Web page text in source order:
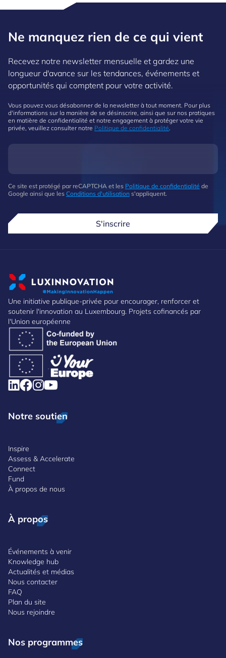
Ne manquez rien de ce qui vient
Recevez notre newsletter mensuelle et gardez une
longueur d'avance sur les tendances, événements et
opportunités qui comptent pour votre activité.
Vous pouvez vous désabonner de la newsletter à tout moment. Pour plus
d'informations sur la manière de se désinscrire, ainsi que sur nos pratiques
en matière de confidentialité et notre engagement à protéger votre vie
privée, veuillez consulter notre Politique de confidentialité
Ce site est protégé par reCAPTCHA et les Politique de confidentialité de
Google ainsi que les Conditions d'utilisation s'appliquent.
S'inscrire
Une initiative publique-privée pour encourager, renforcer et
soutenir l'innovation au Luxembourg. Projets cofinancés par
l'Union européenne
Notre soutien
Inspire
Assess & Accelerate
Connect
Fund
À propos de nous
À propos
Événements à venir
Knowledge hub
Actualités et médias
Nous contacter
FAQ
Plan du site
Nous rejoindre
Nos programmes